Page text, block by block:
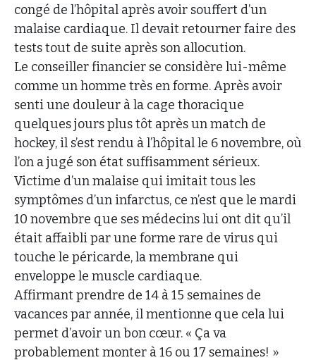
congé de l’hôpital après avoir souffert d’un
malaise cardiaque. Il devait retourner faire des
tests tout de suite après son allocution.
Le conseiller financier se considère lui-même
comme un homme très en forme. Après avoir
senti une douleur à la cage thoracique
quelques jours plus tôt après un match de
hockey, il s’est rendu à l’hôpital le 6 novembre, où
l’on a jugé son état suffisamment sérieux.
Victime d’un malaise qui imitait tous les
symptômes d’un infarctus, ce n’est que le mardi
10 novembre que ses médecins lui ont dit qu’il
était affaibli par une forme rare de virus qui
touche le péricarde, la membrane qui
enveloppe le muscle cardiaque.
Affirmant prendre de 14 à 15 semaines de
vacances par année, il mentionne que cela lui
permet d’avoir un bon cœur. « Ça va
probablement monter à 16 ou 17 semaines! »